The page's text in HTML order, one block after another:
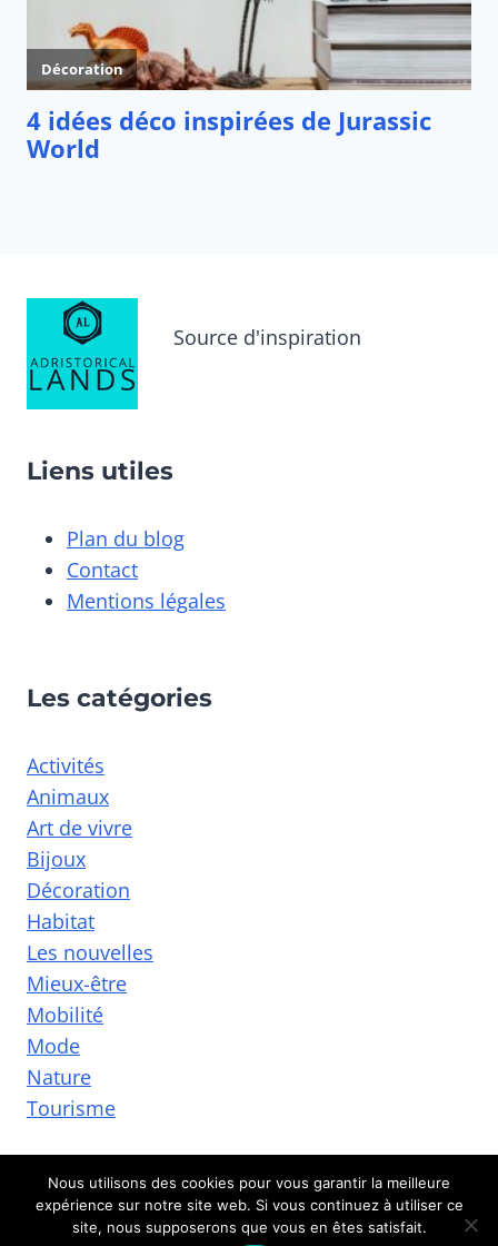
Source d'inspiration
Liens utiles
Plan du blog
Contact
Mentions légales
Les catégories
Activités
Animaux
Art de vivre
Bijoux
Décoration
Habitat
Les nouvelles
Mieux-être
Mobilité
Mode
Nature
Tourisme
© 2026 Adristorical Lands
Nous utilisons des cookies pour vous garantir la meilleure
expérience sur notre site web. Si vous continuez à utiliser ce
site, nous supposerons que vous en êtes satisfait.